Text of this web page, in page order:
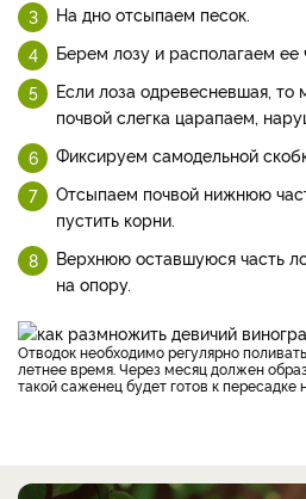
На дно отсыпаем песок.
Берем лозу и располагаем ее
Если лоза одревесневшая, то
почвой слегка царапаем,
Фиксируем самодельной
Отсыпаем почвой нижнюю
пустить корни.
Верхнюю оставшуюся часть
на опору.
Отводок необходимо регулярно поливать, особенно в весеннее и
летнее время. Через месяц должен
такой саженец будет готов к пересадке